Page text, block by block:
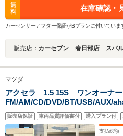
無
料
在庫確認・
カーセンサーアフター保証がBプランに付いていま
販売店： カーセブン 春日部店 スバ
マツダ
アクセラ 1.5 15S ワンオーナ
FM/AM/CD/DVD/BT/USB/AUX/
ッドライト フォグランプ 純正
ミラー 純正フロアマット
販売店保証 車両品質評価書付 購入プラン付
支払総額